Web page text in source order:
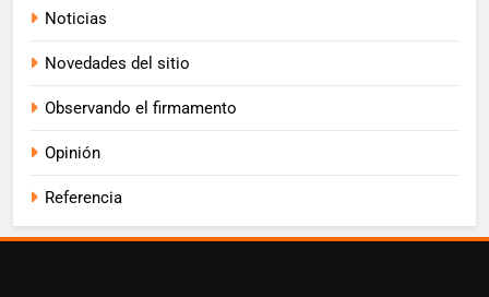
Noticias
Novedades del sitio
Observando el firmamento
Opinión
Referencia